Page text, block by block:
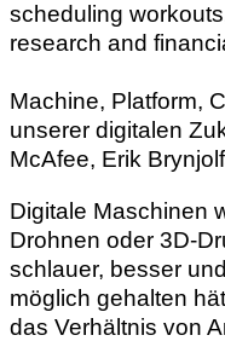
scheduling
research and
Machine, Platform,
unserer digitalen
McAfee, Erik
Digitale Maschinen
Drohnen oder 3D-
schlauer, besser
möglich gehalten
das Verhältnis von